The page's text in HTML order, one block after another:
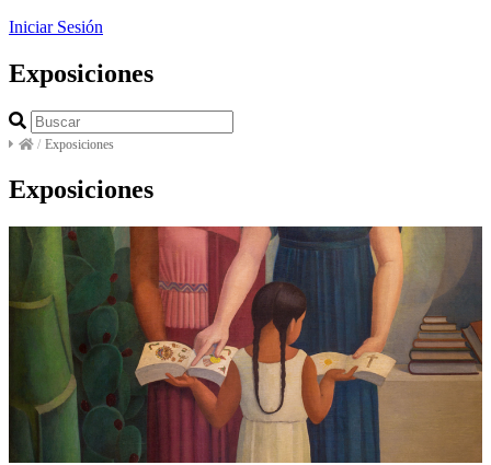
Iniciar Sesión
Exposiciones
/ Exposiciones
Exposiciones